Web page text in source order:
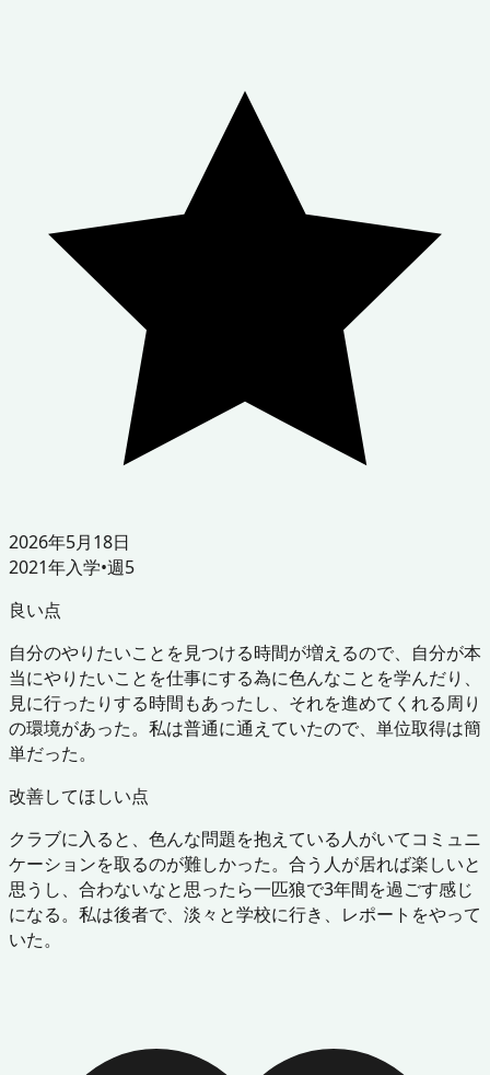
2026年5月18日
2021年入学•週5
良い点
自分のやりたいことを見つける時間が増えるので、自分が本
当にやりたいことを仕事にする為に色んなことを学んだり、
見に行ったりする時間もあったし、それを進めてくれる周り
の環境があった。私は普通に通えていたので、単位取得は簡
単だった。
改善してほしい点
クラブに入ると、色んな問題を抱えている人がいてコミュニ
ケーションを取るのが難しかった。合う人が居れば楽しいと
思うし、合わないなと思ったら一匹狼で3年間を過ごす感じ
になる。私は後者で、淡々と学校に行き、レポートをやって
いた。